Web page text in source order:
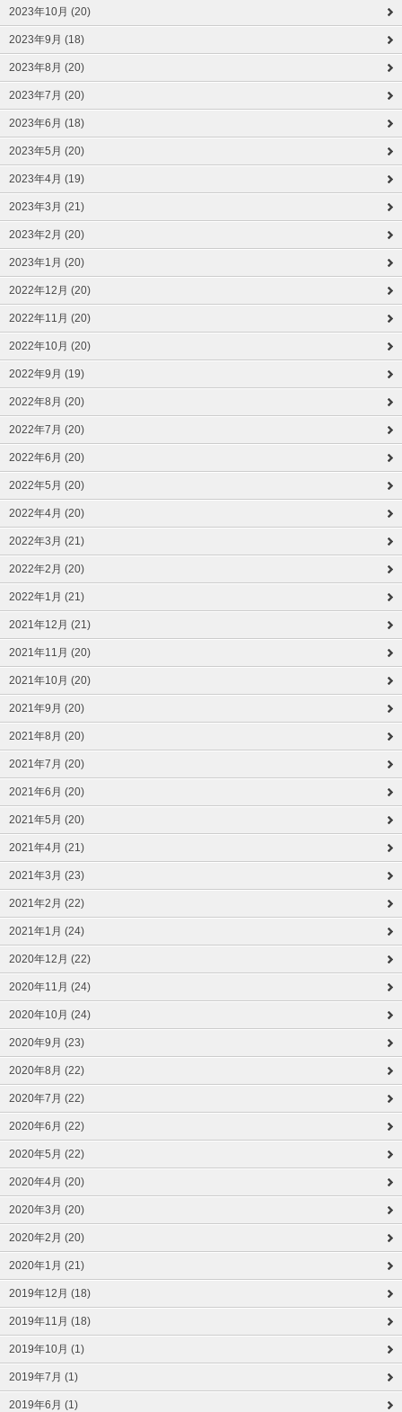
2023年10月 (20)
2023年9月 (18)
2023年8月 (20)
2023年7月 (20)
2023年6月 (18)
2023年5月 (20)
2023年4月 (19)
2023年3月 (21)
2023年2月 (20)
2023年1月 (20)
2022年12月 (20)
2022年11月 (20)
2022年10月 (20)
2022年9月 (19)
2022年8月 (20)
2022年7月 (20)
2022年6月 (20)
2022年5月 (20)
2022年4月 (20)
2022年3月 (21)
2022年2月 (20)
2022年1月 (21)
2021年12月 (21)
2021年11月 (20)
2021年10月 (20)
2021年9月 (20)
2021年8月 (20)
2021年7月 (20)
2021年6月 (20)
2021年5月 (20)
2021年4月 (21)
2021年3月 (23)
2021年2月 (22)
2021年1月 (24)
2020年12月 (22)
2020年11月 (24)
2020年10月 (24)
2020年9月 (23)
2020年8月 (22)
2020年7月 (22)
2020年6月 (22)
2020年5月 (22)
2020年4月 (20)
2020年3月 (20)
2020年2月 (20)
2020年1月 (21)
2019年12月 (18)
2019年11月 (18)
2019年10月 (1)
2019年7月 (1)
2019年6月 (1)